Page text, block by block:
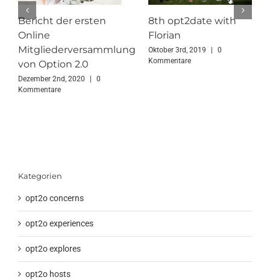
Bericht der ersten
Online
Mitgliederversammlung
von Option 2.0
Dezember 2nd, 2020 |
0
Kommentare
8th opt2date with
Florian
Oktober 3rd, 2019 |
0
Kommentare
Kategorien
opt2o concerns
opt2o experiences
opt2o explores
opt2o hosts